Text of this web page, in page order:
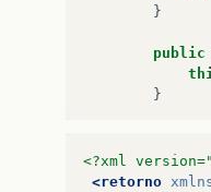
}
public
}
//
public
<?xml
<retorno